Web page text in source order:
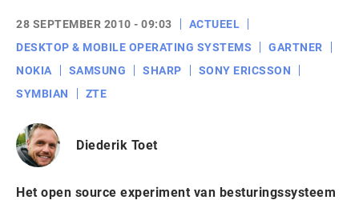
28 SEPTEMBER 2010 - 09:03
ACTUEEL
DESKTOP & MOBILE OPERATING SYSTEMS
GARTNER
NOKIA
SAMSUNG SHARP
SONY ERICSSON
SYMBIAN
ZTE
Diederik Toet
Het open source experiment van besturingssysteem